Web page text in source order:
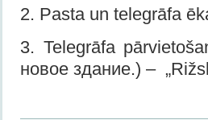
2. Pasta un telegrāfa
3. Telegrāfa
новое здание.) –